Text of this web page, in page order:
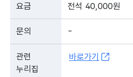
요금 전석 40,000원
문의 -
관련
누리집
바로가기